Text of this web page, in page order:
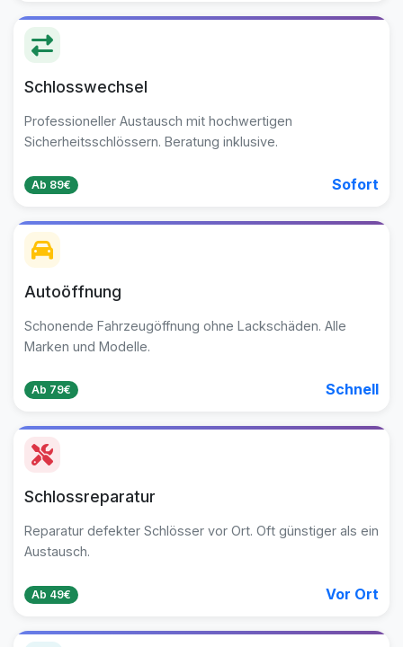
Schlosswechsel
Professioneller Austausch mit hochwertigen
Sicherheitsschlössern. Beratung inklusive.
Ab 89€ Sofort
Autoöffnung
Schonende Fahrzeugöffnung ohne Lackschäden. Alle
Marken und Modelle.
Ab 79€ Schnell
Schlossreparatur
Reparatur defekter Schlösser vor Ort. Oft günstiger als ein
Austausch.
Ab 49€ Vor Ort